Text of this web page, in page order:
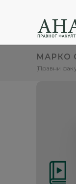
МАРКО
[Правни